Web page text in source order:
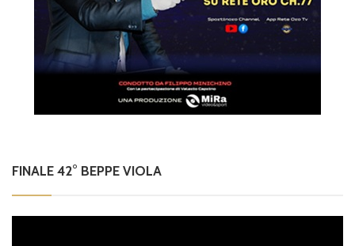
FINALE 42° BEPPE VIOLA